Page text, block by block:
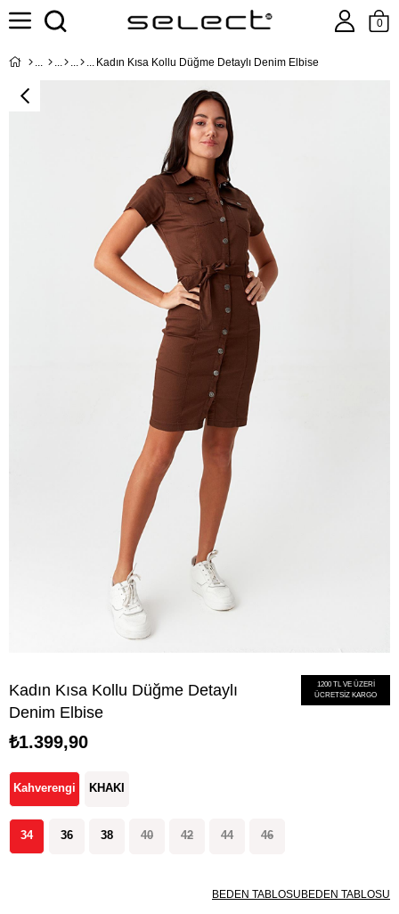
0
Kadın Kısa Kollu Düğme Detaylı Denim Elbise
Kadın Kısa Kollu Düğme Detaylı
Denim Elbise
1200 TL VE ÜZERİ
ÜCRETSİZ KARGO
₺1.399,90
Kahverengi KHAKI
34 36 38 40 42 44 46
BEDEN TABLOSU
BEDEN TABLOSU